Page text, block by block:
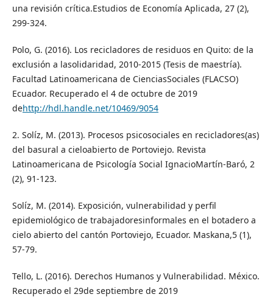
una revisión crítica.Estudios de Economía Aplicada, 27 (2),
299-324.
Polo, G. (2016). Los recicladores de residuos en Quito: de la
exclusión a lasolidaridad, 2010-2015 (Tesis de maestría).
Facultad Latinoamericana de CienciasSociales (FLACSO)
Ecuador. Recuperado el 4 de octubre de 2019
dehttp://hdl.handle.net/10469/9054
2. Solíz, M. (2013). Procesos psicosociales en recicladores(as)
del basural a cieloabierto de Portoviejo. Revista
Latinoamericana de Psicología Social IgnacioMartín-Baró, 2
(2), 91-123.
Solíz, M. (2014). Exposición, vulnerabilidad y perfil
epidemiológico de trabajadoresinformales en el botadero a
cielo abierto del cantón Portoviejo, Ecuador. Maskana,5 (1),
57-79.
Tello, L. (2016). Derechos Humanos y Vulnerabilidad. México.
Recuperado el 29de septiembre de 2019